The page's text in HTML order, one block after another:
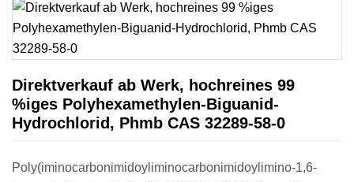
Direktverkauf ab Werk, hochreines 99
%iges Polyhexamethylen-Biguanid-
Hydrochlorid, Phmb CAS 32289-58-0
Poly(iminocarbonimidoyliminocarbonimidoylimino-1,6-